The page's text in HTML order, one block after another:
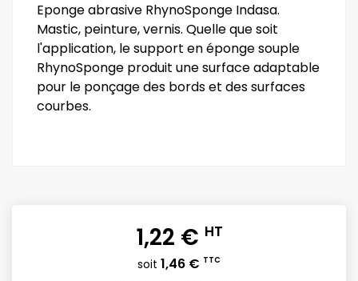
Eponge abrasive RhynoSponge Indasa.
Mastic, peinture, vernis. Quelle que soit
l'application, le support en éponge souple
RhynoSponge produit une surface adaptable
pour le ponçage des bords et des surfaces
courbes.
1,22 € HT
soit 1,46 € TTC